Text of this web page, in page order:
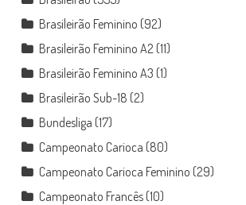
Brasileirão Feminino (92)
Brasileirão Feminino A2 (11)
Brasileirão Feminino A3 (1)
Brasileirão Sub-18 (2)
Bundesliga (17)
Campeonato Carioca (80)
Campeonato Carioca Feminino (29)
Campeonato Francês(10)